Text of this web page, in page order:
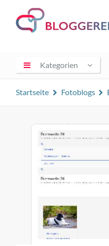
Kategorien
Startseite Fotoblogs